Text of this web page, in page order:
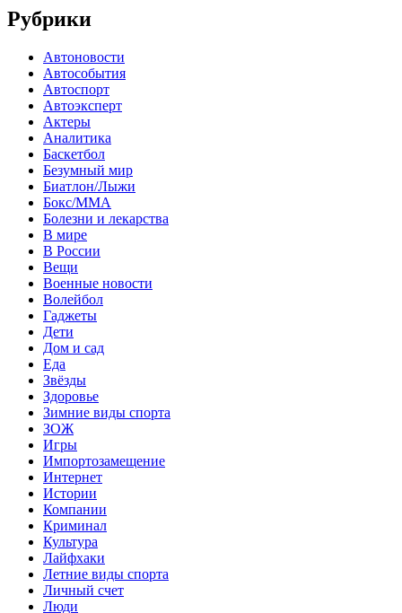
Рубрики
Автоновости
Автособытия
Автоспорт
Автоэксперт
Актеры
Аналитика
Баскетбол
Безумный мир
Биатлон/Лыжи
Бокс/MMA
Болезни и лекарства
В мире
В России
Вещи
Военные новости
Волейбол
Гаджеты
Дети
Дом и сад
Еда
Звёзды
Здоровье
Зимние виды спорта
ЗОЖ
Игры
Импортозамещение
Интернет
Истории
Компании
Криминал
Культура
Лайфхаки
Летние виды спорта
Личный счет
Люди